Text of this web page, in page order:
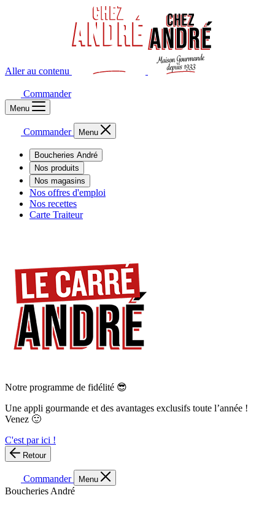
Aller au contenu
Commander
Menu
Commander Menu
Boucheries André
Nos produits
Nos magasins
Nos offres d'emploi
Nos recettes
Carte Traiteur
Notre programme de fidélité 😎
Une appli gourmande et des avantages exclusifs toute l’année !
Venez 🙂
C'est par ici !
Retour
Commander Menu
Boucheries André